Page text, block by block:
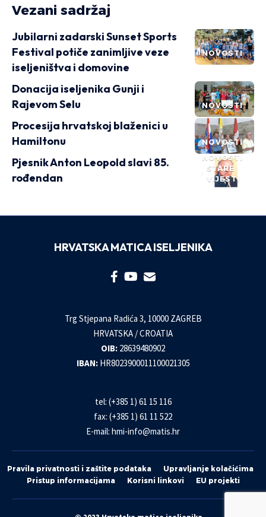
Vezani sadržaj
NOVOSTI
Jubilarni zadarski Sunset Sports
Festival potiče zanimljive veze
iseljeništva i domovine
NOVOSTI
Donacija iseljenika Gunji i
Rajevom Selu
NOVOSTI
Procesija hrvatskoj blaženici u
Hamiltonu
NOVOSTI
STARE
VIJESTI
Pjesnik Anton Leopold slavi 85.
rođendan
HRVATSKA MATICA ISELJENIKA
Trg Stjepana Radića 3, 10000 ZAGREB
HRVATSKA / CROATIA
OIB: 28639480902
IBAN: HR8023900011100021305
tel: (+385 1) 61 15 116
fax: (+385 1) 61 11 522
E-mail: hmi-info@matis.hr
Pravila privatnosti i zaštite podataka
Upravljanje kolačićima
Pristup informacijama
Korisni linkovi EU projekti